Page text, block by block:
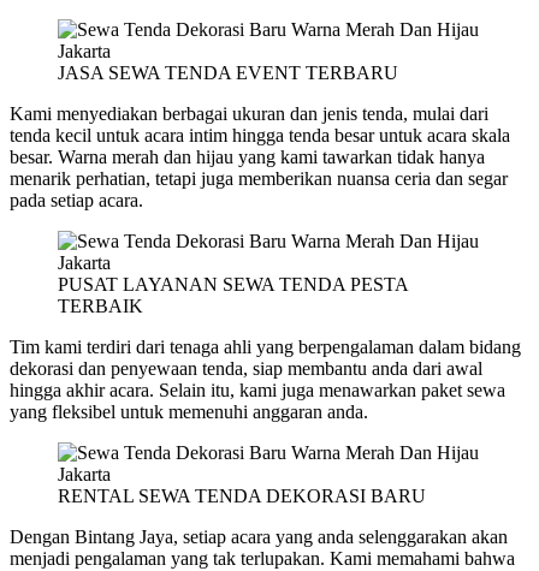
JASA SEWA TENDA EVENT TERBARU
Kami menyediakan berbagai ukuran dan jenis tenda, mulai dari
tenda kecil untuk acara intim hingga tenda besar untuk acara skala
besar. Warna merah dan hijau yang kami tawarkan tidak hanya
menarik perhatian, tetapi juga memberikan nuansa ceria dan segar
pada setiap acara.
PUSAT LAYANAN SEWA TENDA PESTA
TERBAIK
Tim kami terdiri dari tenaga ahli yang berpengalaman dalam bidang
dekorasi dan penyewaan tenda, siap membantu anda dari awal
hingga akhir acara. Selain itu, kami juga menawarkan paket sewa
yang fleksibel untuk memenuhi anggaran anda.
RENTAL SEWA TENDA DEKORASI BARU
Dengan Bintang Jaya, setiap acara yang anda selenggarakan akan
menjadi pengalaman yang tak terlupakan. Kami memahami bahwa